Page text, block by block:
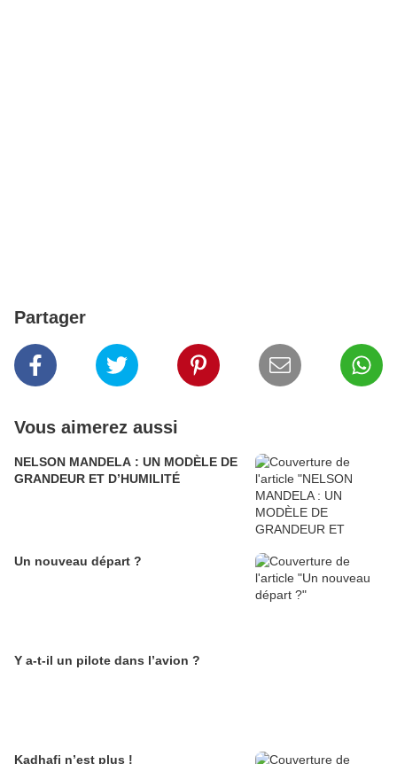
Partager
Vous aimerez aussi
NELSON MANDELA : UN MODÈLE DE
GRANDEUR ET D’HUMILITÉ
Un nouveau départ ?
Y a-t-il un pilote dans l’avion ?
Kadhafi n’est plus !